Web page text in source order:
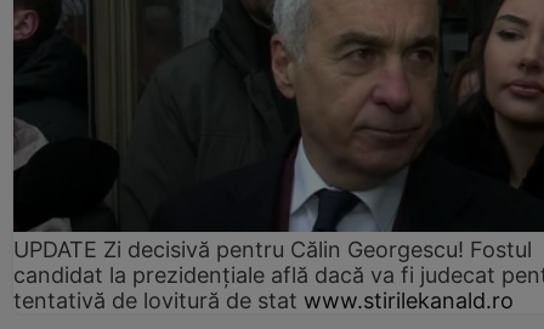
UPDATE Zi decisivă pentru Călin Georgescu! Fostul
candidat la prezidențiale află dacă va fi judecat
tentativă de lovitură de stat www.stirilekanald.ro